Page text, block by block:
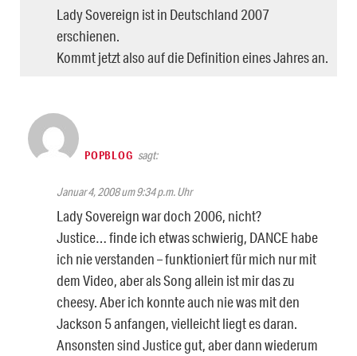
Lady Sovereign ist in Deutschland 2007
erschienen.
Kommt jetzt also auf die Definition eines Jahres an.
POPBLOG sagt:
Januar 4, 2008 um 9:34 p.m. Uhr
Lady Sovereign war doch 2006, nicht?
Justice… finde ich etwas schwierig, DANCE habe
ich nie verstanden – funktioniert für mich nur mit
dem Video, aber als Song allein ist mir das zu
cheesy. Aber ich konnte auch nie was mit den
Jackson 5 anfangen, vielleicht liegt es daran.
Ansonsten sind Justice gut, aber dann wiederum